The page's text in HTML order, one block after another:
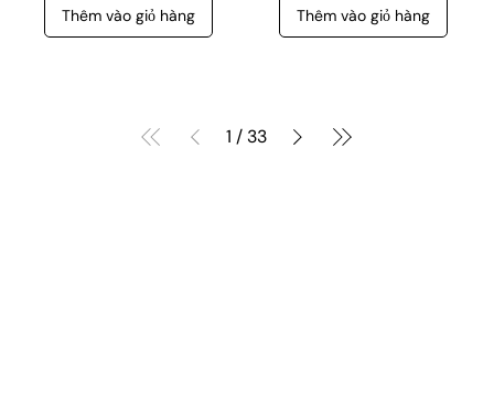
Thêm vào giỏ hàng Thêm vào giỏ hàng
1 / 33